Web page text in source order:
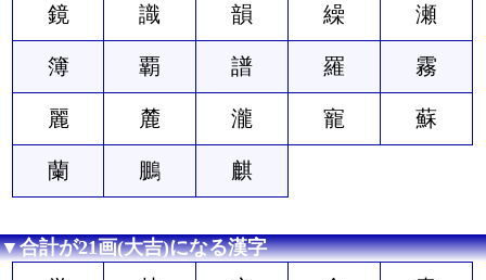
鏡 識 韻 繰 瀬
簿 覇 譜 羅 霧
麗 麓 瀧 寵 蘇
蘭 鵬 麒
▼合計が21画(大吉)になる漢字